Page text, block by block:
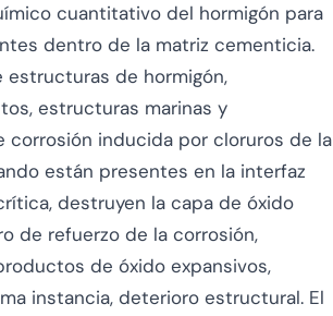
cuantitativo del hormigón para
dentro de la matriz cementicia.
estructuras de hormigón,
estructuras marinas y
corrosión inducida por cloruros de la
están presentes en la interfaz
destruyen la capa de óxido
de refuerzo de la corrosión,
de óxido expansivos,
instancia, deterioro estructural. El